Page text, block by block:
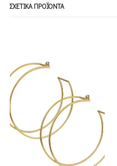
ΣΧΕΤΙΚΆ ΠΡΟΪΌΝΤΑ